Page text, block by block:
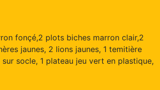
fonçé,2 plots biches marron clair,2
jaunes, 2 lions jaunes, 1 temitière
socle, 1 plateau jeu vert en plastique,